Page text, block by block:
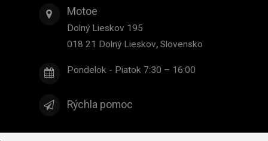
Motoe
Dolný Lieskov 195
018 21
Dolný Lieskov,Slovensko
Pondelok - Piatok 7:30 – 16:00
Rýchla pomoc